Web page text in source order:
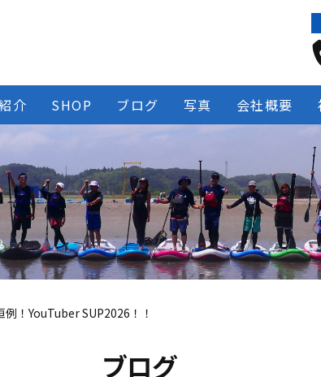
介 SHOP ブログ 写真 会社概要
例！YouTuber SUP2026！！
ブログ